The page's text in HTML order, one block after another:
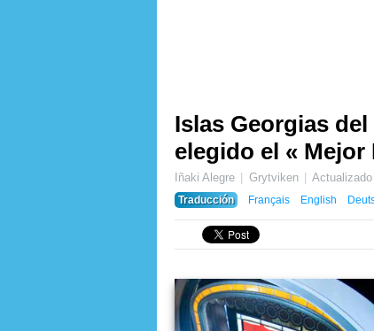
Islas Georgias
elegido el «
Iñaki Alegre Grytviken
Traducción
Français English